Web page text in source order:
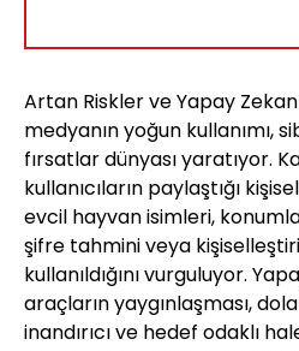
Artan Riskler ve Yapay
medyanın yoğun kullanımı,
fırsatlar dünyası yaratıyor.
kullanıcıların paylaştığı
evcil hayvan isimleri,
şifre tahmini veya
kullanıldığını vurguluyor.
araçların yaygınlaşması,
inandırıcı ve hedef odaklı